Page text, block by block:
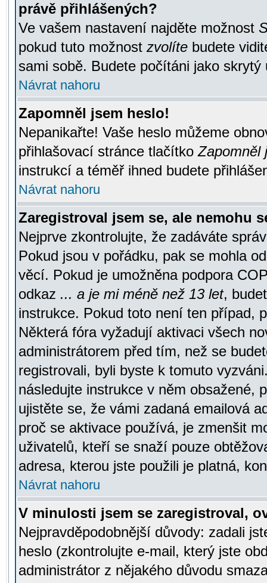
právě přihlášených?
Ve vašem nastavení najděte možnost
pokud tuto možnost zvolíte budete
sami sobě. Budete počítáni jako skrytý
Návrat nahoru
Zapomněl jsem heslo!
Nepanikařte! Vaše heslo můžeme
přihlašovací stránce tlačítkoZapomněl
instrukcí a téměř ihned budete
Návrat nahoru
Zaregistroval jsem se, ale nemohu
Nejprve zkontrolujte, že zadáváte
Pokud jsou v pořádku, pak se mohla
věcí. Pokud je umožněna podpora
odkaz ... a je mi méně než 13 let,
instrukce. Pokud toto není ten případ,
Některá fóra vyžadují aktivaci všech
administrátorem před tím, než se
registrovali, byli byste k tomuto
následujte instrukce v něm obsažené,
ujistěte se, že vámi zadaná emailová
proč se aktivace používá, je zmenšit
uživatelů, kteří se snaží pouze
adresa, kterou jste použili je platná,
Návrat nahoru
V minulosti jsem se zaregistroval,
Nejpravděpodobnější důvody: zadali
heslo (zkontrolujte e-mail, který jste
administrátor z nějakého důvodu